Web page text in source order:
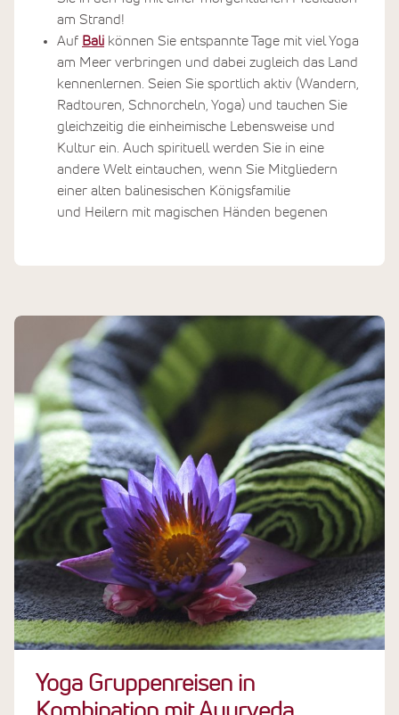
am Strand!
Auf Bali können Sie entspannte Tage mit viel Yoga
am Meer verbringen und dabei zugleich das Land
kennenlernen. Seien Sie sportlich aktiv (Wandern,
Radtouren, Schnorcheln, Yoga) und tauchen Sie
gleichzeitig die einheimische Lebensweise und
Kultur ein. Auch spirituell werden Sie in eine
andere Welt eintauchen, wenn Sie Mitgliedern
einer alten balinesischen Königsfamilie
und Heilern mit magischen Händen begenen
Yoga Gruppenreisen in